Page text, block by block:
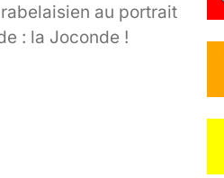
au portrait
: la Joconde !